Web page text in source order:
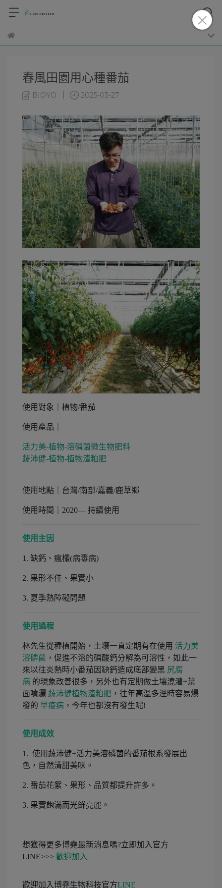
春風田園用心種番茄
BIOYO 2025-03-27
使用對象｜植物/番茄
使用產品｜
活力美-植物-溶磷菌微生物肥料
蔬沛健-植物-植物渣粕肥
使用地點｜台灣/南部/嘉義/鹿草鄉
使用時間｜2020— 持續使用
使用主因
1. 缺鈣、瘋欉(病毒病)
2. 果形不佳、果實小
3. 夏季熱障礙問題
使用過程
林先生從種植開始，土壤一直定期有在使用 活力美
溶磷菌 ，促進不溶的磷酸鈣分解為可溶性，如此一
來以往炎熱時小番茄因缺鈣造成底部變黑 尻腐
病 的現象改善很多，另外也有定期做土壤澆灌+葉
面噴灑 蔬沛健植物渣粕肥 ，往年高溫多溼時容易爆
發的 早疫病 ，今年也都沒有發生呢!
使用成效
1. 使用蔬沛健+活力美溶磷菌的番茄根系發展出
色，自然清甜美味。
2. 番茄花絮、果形、品質都提升許多。
3. 果實飽滿而光鮮亮麗。
想獲得更多博堯最新消息嗎?立即加入官方
LINE>>> 歡迎加入
歡迎加入博堯生物科技官方LINE